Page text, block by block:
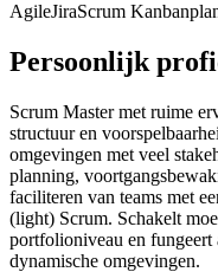
AgileJiraScrum Kanban
Persoonlijk
Scrum Master met ruime
structuur en
omgevingen met veel
planning,
faciliteren van teams met
(light) Scrum. Schakelt
portfolioniveau en fungeert
dynamische omgevingen.